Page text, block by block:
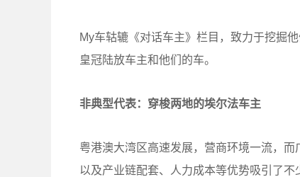
My车轱辘《对话车主》栏目，致力于挖掘
皇冠陆放车主和他们的车。
非典型代表：穿梭两地的埃尔法车主
粤港澳大湾区高速发展，营商环境一流，而
以及产业链配套、人力成本等优势吸引了